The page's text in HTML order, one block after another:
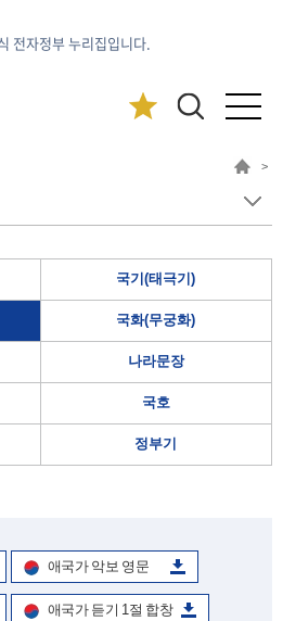
전자정부 누리집입니다.
>
국기(태극기)
국화(무궁화)
나라문장
국호
정부기
애국가 악보 영문
애국가 듣기 1절 합창